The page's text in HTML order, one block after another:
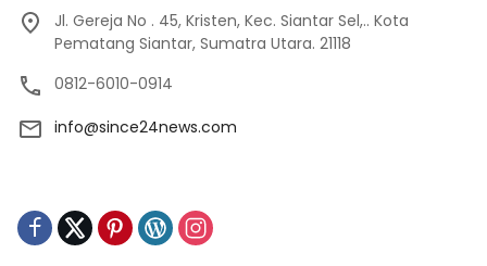
Jl. Gereja No . 45, Kristen, Kec. Siantar Sel,.. Kota
Pematang Siantar, Sumatra Utara. 21118
0812-6010-0914
info@since24news.com